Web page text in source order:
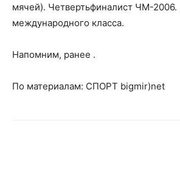
мячей). Четвертьфиналист ЧМ-2006.
международного класса.
Напомним, ранее .
По материалам: СПОРТ bigmir)net